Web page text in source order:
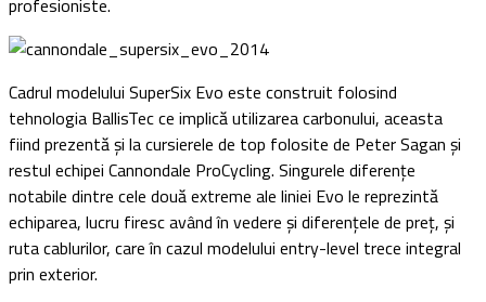
profesioniste.
Cadrul modelului SuperSix Evo este construit folosind
tehnologia BallisTec ce implică utilizarea carbonului, aceasta
fiind prezentă și la cursierele de top folosite de Peter Sagan și
restul echipei Cannondale ProCycling. Singurele diferențe
notabile dintre cele două extreme ale liniei Evo le reprezintă
echiparea, lucru firesc având în vedere și diferențele de preț, și
ruta cablurilor, care în cazul modelului entry-level trece integral
prin exterior.